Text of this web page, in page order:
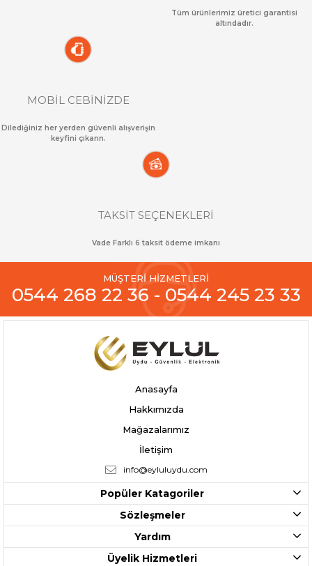
Tüm ürünlerimiz üretici garantisi
altındadır.
MOBİL CEBİNİZDE
Dilediğiniz her yerden güvenli alışverişin
keyfini çıkarın.
TAKSİT SEÇENEKLERİ
Vade Farklı 6 taksit ödeme imkanı
MÜŞTERİ HİZMETLERİ
0544 268 22 36 - 0544 245 23 33
Anasayfa
Hakkımızda
Mağazalarımız
İletişim
info@eyluluydu.com
Popüler Katagoriler
Sözleşmeler
Yardım
Üyelik Hizmetleri